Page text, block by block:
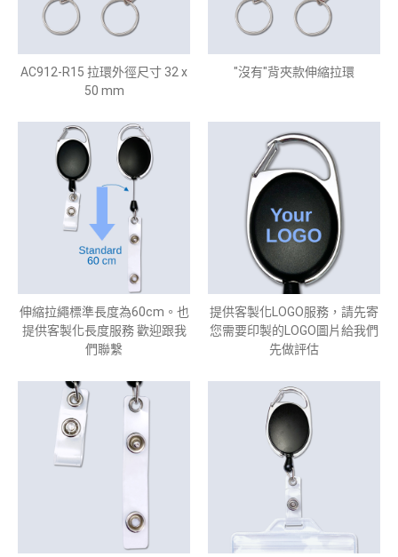
AC912-R15 拉環外徑尺寸 32 x
50 mm
"沒有"背夾款伸縮拉環
伸縮拉繩標準長度為60cm。也
提供客製化長度服務 歡迎跟我
們聯繫
提供客製化LOGO服務，請先寄
您需要印製的LOGO圖片給我們
先做評估